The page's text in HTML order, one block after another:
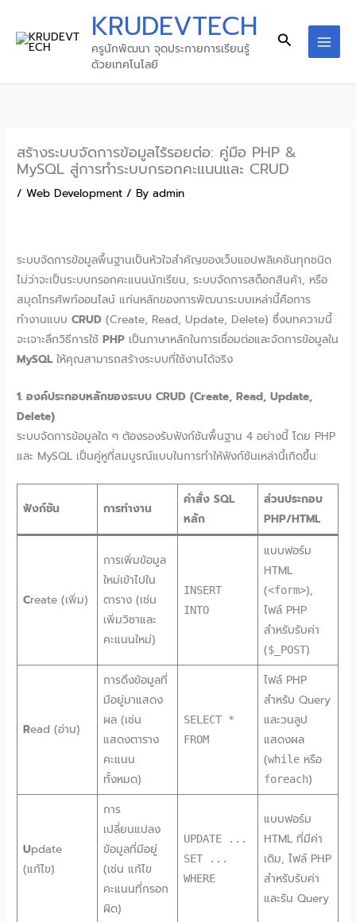
content
KRUDEVTECH
ครูนักพัฒนา จุดประกายการเรียนรู้
ด้วยเทคโนโลยี
Search
สร้างระบบจัดการข้อมูลไร้รอยต่อ: คู่มือ PHP &
MySQL สู่การทำระบบกรอกคะแนนและ CRUD
/Web Development / Byadmin
ระบบจัดการข้อมูลพื้นฐานเป็นหัวใจสำคัญของเว็บแอปพลิเคชันทุกชนิด
ไม่ว่าจะเป็นระบบกรอกคะแนนนักเรียน, ระบบจัดการสต็อกสินค้า, หรือ
สมุดโทรศัพท์ออนไลน์ แก่นหลักของการพัฒนาระบบเหล่านี้คือการ
ทำงานแบบCRUD (Create, Read, Update, Delete) ซึ่งบทความนี้
จะเจาะลึกวิธีการใช้PHP เป็นภาษาหลักในการเชื่อมต่อและจัดการข้อมูลใน
MySQLให้คุณสามารถสร้างระบบที่ใช้งานได้จริง
1. องค์ประกอบหลักของระบบ CRUD (Create, Read, Update,
Delete)
ระบบจัดการข้อมูลใด ๆ ต้องรองรับฟังก์ชันพื้นฐาน 4 อย่างนี้ โดย PHP
และ MySQL เป็นคู่หูที่สมบูรณ์แบบในการทำให้ฟังก์ชันเหล่านี้เกิดขึ้น:
ฟังก์ชัน การทำงาน
คำสั่ง SQL
หลัก
ส่วนประกอบ
PHP/HTML
Create (เพิ่ม)
การเพิ่มข้อมูล
ใหม่เข้าไปใน
ตาราง (เช่น
เพิ่มวิชาและ
คะแนนใหม่)
INSERT
INTO
แบบฟอร์ม
HTML
(<form>),
ไฟล์ PHP
สำหรับรับค่า
($_POST)
Read (อ่าน)
การดึงข้อมูลที่
มีอยู่มาแสดง
ผล (เช่น
แสดงตาราง
คะแนน
ทั้งหมด)
SELECT *
FROM
ไฟล์ PHP
สำหรับ Query
และวนลูป
แสดงผล
(whileหรือ
foreach)
Update
(แก้ไข)
การ
เปลี่ยนแปลง
ข้อมูลที่มีอยู่
(เช่น แก้ไข
คะแนนที่กรอก
ผิด)
UPDATE ...
SET ...
WHERE
แบบฟอร์ม
HTML ที่มีค่า
เดิม, ไฟล์ PHP
สำหรับรับค่า
และรัน Query